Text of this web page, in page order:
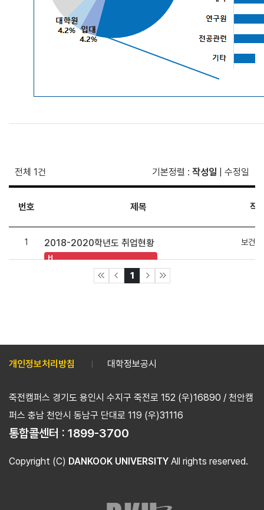
전체 1건 기본정렬 : 작성일 수정일
번호 제목 작
1 2018-2020학년도 취업현황
H
보건
1
개인정보처리방침 대학정보공시
죽전캠퍼스 경기도 용인시 수지구 죽전로 152 (우)16890 / 천안캠
퍼스 충남 천안시 동남구 단대로 119 (우)31116
통합콜센터 : 1899-3700
Copyright (C) DANKOOK UNIVERSITY All rights reserved.